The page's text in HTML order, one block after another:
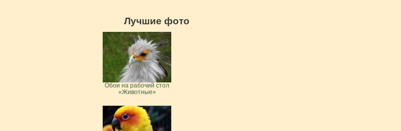
Лучшие фото
Обои на рабочий стол
«Животные»